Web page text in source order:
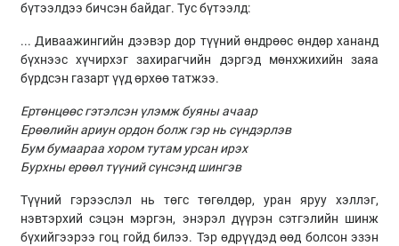
бүтээлдээ бичсэн байдаг. Тус бүтээлд:
... Диваажингийн дээвэр дор түүний өндрөөс өндөр хананд
бүхнээс хүчирхэг захирагчийн дэргэд мөнхжихийн заяа
бүрдсэн газарт үүд өрхөө татжээ.
Ертөнцөөс гэтэлсэн үлэмж буяны ачаар
Ерөөлийн ариун ордон болж гэр нь сүндэрлэв
Бум бумаараа хором тутам урсан ирэх
Бурхны ерөөл түүний сүнсэнд шингэв
Түүний гэрээслэл нь төгс төгөлдөр, уран яруу хэллэг,
нэвтэрхий сэцэн мэргэн, энэрэл дүүрэн сэтгэлийн шинж
бүхийгээрээ гоц гойд билээ. Тэр өдрүүдэд өөд болсон эзэн